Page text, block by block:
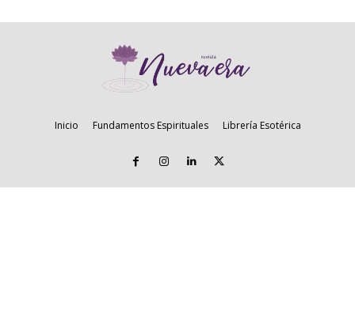
Inicio Fundamentos Espirituales Librería Esotérica